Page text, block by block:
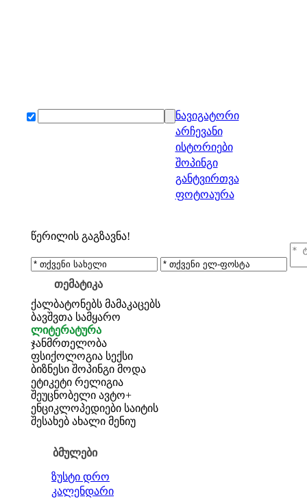
ნავიგატორი
არჩევანი
ისტორიები
შოპინგი
განტვირთვა
ფოტოაურა
წერილის გაგზავნა!
თემატიკა
ქალბატონებს მამაკაცებს
ბავშვთა სამყარო
ლიტერატურა
ჯანმრთელობა
ფსიქოლოგია სექსი
ბიზნესი შოპინგი მოდა
ეტიკეტი რელიგია
შეუცნობელი ავტო+
ენციკლოპედიები საიტის
შესახებ ახალი მენიუ
ბმულები
ზუსტი დრო
კალენდარი